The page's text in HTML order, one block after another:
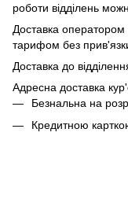
роботи відділень
Доставка
тарифом без
Доставка до
Адресна доставка
Безнальна на
Кредитною